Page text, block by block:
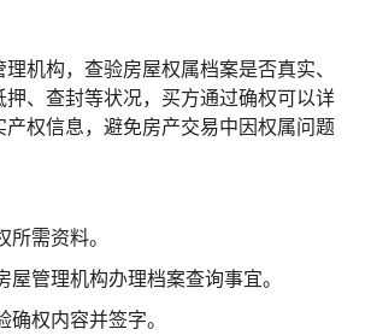
机构，查验房屋权属档案是否真实、
、查封等状况，买方通过确权可以详
权信息，避免房产交易中因权属问题
需资料。
管理机构办理档案查询事宜。
权内容并签字。